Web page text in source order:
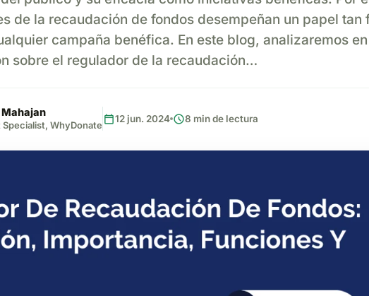
de la recaudación de fondos desempeñan un papel tan
campaña benéfica. En este blog, analizaremos
sobre el regulador de la recaudación…
WhyDonate calendar_today12 jun. 2024 schedule8 min de lectura